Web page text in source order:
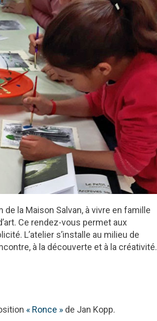
la Maison Salvan, à vivre en famille
Ce rendez-vous permet aux
L’atelier s’installe au milieu de
à la découverte et à la créativité.
« Ronce » de Jan Kopp.